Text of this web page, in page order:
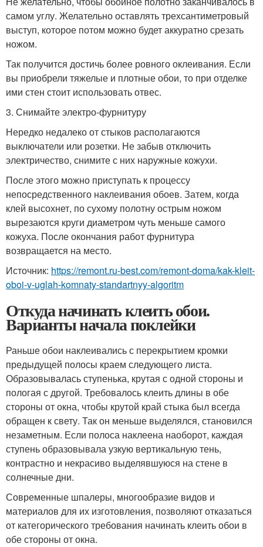
самом углу. Желательно оставлять трехсантиметровый
выступ, которое потом можно будет аккуратно срезать
ножом.
Так получится достичь более ровного оклеивания. Если
вы приобрели тяжелые и плотные обои, то при отделке
ими стен стоит использовать отвес.
3. Снимайте электро-фурнитуру
Нередко недалеко от стыков располагаются
выключатели или розетки. Не забыв отключить
электричество, снимите с них наружные кожухи.
После этого можно приступать к процессу
непосредственного наклеивания обоев. Затем, когда
клей высохнет, по сухому полотну острым ножом
вырезаются круги диаметром чуть меньше самого
кожуха. После окончания работ фурнитура
возвращается на место.
Источник: https://remont.ru-best.com/remont-doma/kak-kleit-
oboi-v-uglah-komnaty-standartnyy-algoritm
Откуда начинать клеить обои.
Варианты начала поклейки
Раньше обои наклеивались с перекрытием кромки
предыдущей полосы краем следующего листа.
Образовывалась ступенька, крутая с одной стороны и
пологая с другой. Требовалось клеить длины в обе
стороны от окна, чтобы крутой край стыка был всегда
обращен к свету. Так он меньше выделялся, становился
незаметным. Если полоса наклеена наоборот, каждая
ступень образовывала узкую вертикальную тень,
контрастно и некрасиво выделявшуюся на стене в
солнечные дни.
Современные шпалеры, многообразие видов и
материалов для их изготовления, позволяют отказаться
от категорического требования начинать клеить обои в
обе стороны от окна.